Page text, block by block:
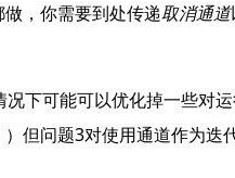
，你需要到处传递取消通道
下可能可以优化掉一些对
但问题3对使用通道作为迭